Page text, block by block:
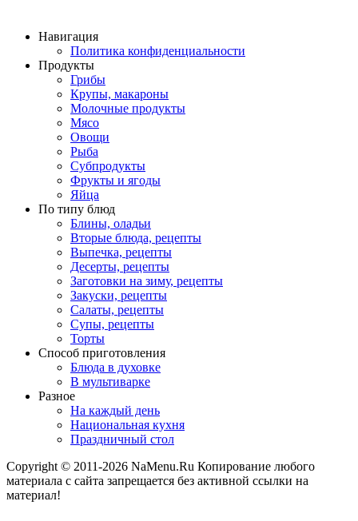
Навигация
Политика конфиденциальности
Продукты
Грибы
Крупы, макароны
Молочные продукты
Мясо
Овощи
Рыба
Субпродукты
Фрукты и ягоды
Яйца
По типу блюд
Блины, оладьи
Вторые блюда, рецепты
Выпечка, рецепты
Десерты, рецепты
Заготовки на зиму, рецепты
Закуски, рецепты
Салаты, рецепты
Супы, рецепты
Торты
Способ приготовления
Блюда в духовке
В мультиварке
Разное
На каждый день
Национальная кухня
Праздничный стол
Copyright © 2011-2026 NaMenu.Ru Копирование любого
материала с сайта запрещается без активной ссылки на
материал!